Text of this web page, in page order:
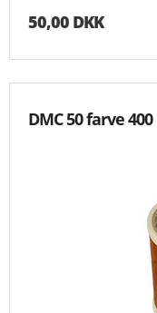
50,00 DKK
DMC 50 farve 400